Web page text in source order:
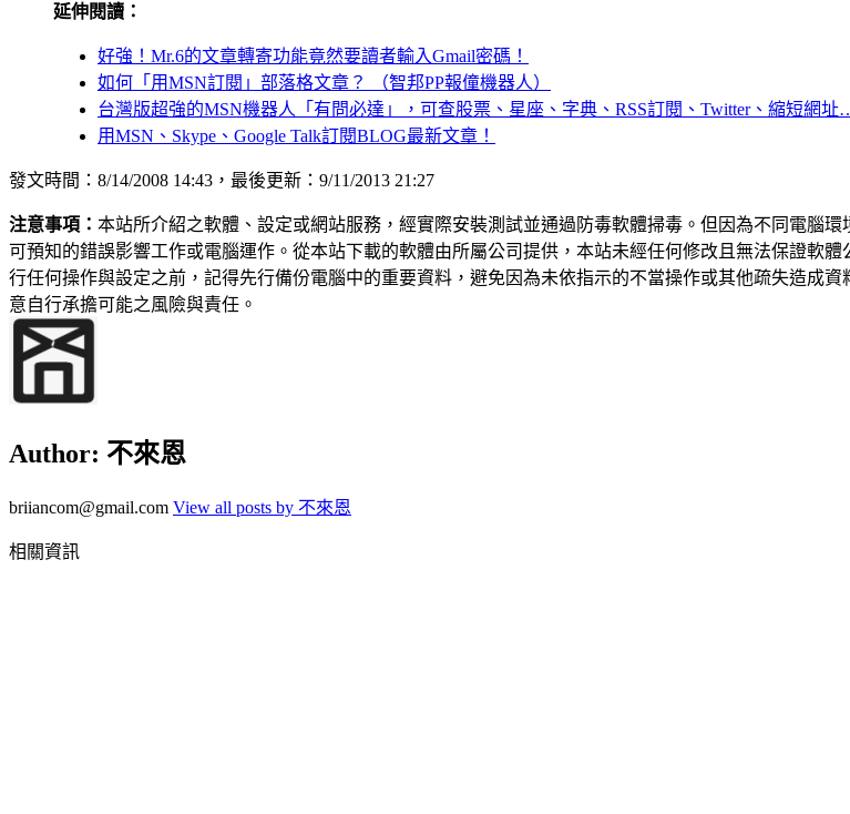
延伸閱讀：
好強！Mr.6的文章轉寄功能竟然要讀者輸入Gmail密碼！
如何「用MSN訂閱」部落格文章？ （智邦PP報僮機器人）
台灣版超強的MSN機器人「有問必達」，可查股票、星座、字典、RSS訂閱、Twitter、縮短網址
用MSN、Skype、Google Talk訂閱BLOG最新文章！
發文時間：8/14/2008 14:43，最後更新：9/11/2013 21:27
注意事項： 本站所介紹之軟體、設定或網站服務，經實際安裝測試並通過防毒軟體掃毒。但因為不同電腦
可預知的錯誤影響工作或電腦運作。從本站下載的軟體由所屬公司提供，本站未經任何修改且無法保證軟
行任何操作與設定之前，記得先行備份電腦中的重要資料，避免因為未依指示的不當操作或其他疏失造成
意自行承擔可能之風險與責任。
Author: 不來恩
briiancom@gmail.com View all posts by 不來恩
相關資訊